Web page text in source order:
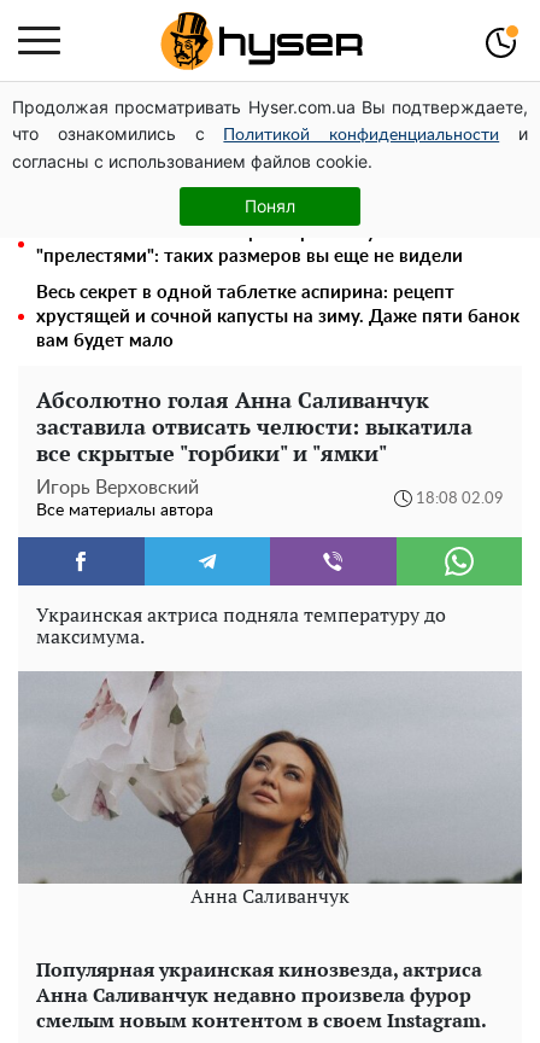
Продолжая просматривать Hyser.com.ua Вы подтверждаете,
что ознакомились с
Политикой конфиденциальности
и
согласны с использованием файлов cookie.
Понял
Посол ОБСЕ во второй раз посетил место российского
удара по жилому дому на Подоле
Елена Тополя слив видео – это далеко не все:
фронтмен "Антитела" Тарас Тополя стал следующим
"прелестями": таких размеров вы еще не видели
Весь секрет в одной таблетке аспирина: рецепт
хрустящей и сочной капусты на зиму. Даже пяти банок
вам будет мало
Абсолютно голая Анна Саливанчук
заставила отвисать челюсти: выкатила
все скрытые "горбики" и "ямки"
Игорь Верховский
Все материалы автора
18:08 02.09
Украинская актриса подняла температуру до
максимума.
Анна Саливанчук
Популярная украинская кинозвезда, актриса
Анна Саливанчук недавно произвела фурор
смелым новым контентом в своем Instagram.